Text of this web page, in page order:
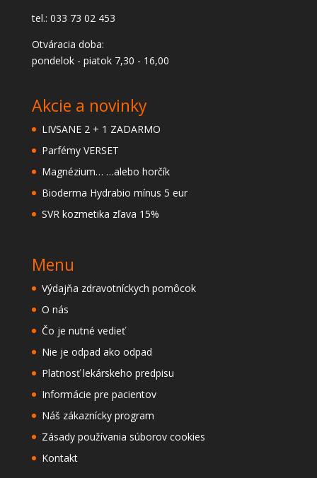
tel.: 033 73 02 453
Otváracia doba:
pondelok - piatok 7,30 - 16,00
Akcie a novinky
LIVSANE 2 + 1 ZADARMO
Parfémy VERSET
Magnézium… …alebo horčík
Bioderma Hydrabio mínus 5 eur
SVR kozmetika zľava 15%
Menu
Výdajňa zdravotníckych pomôcok
O nás
Čo je nutné vedieť
Nie je odpad ako odpad
Platnosť lekárskeho predpisu
Informácie pre pacientov
Náš zákaznícky program
Zásady používania súborov cookies
Kontakt